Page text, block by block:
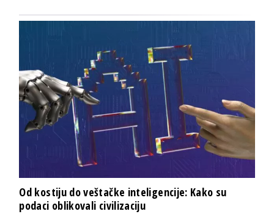
Od kostiju do veštačke inteligencije: Kako su
podaci oblikovali civilizaciju